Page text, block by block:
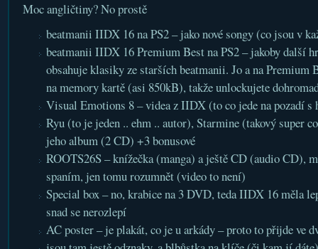
Moc angličtiny? No prostě
beatmanii IIDX 16 na PS2 – jako nové songy (co jsou v
beatmanii IIDX 16 Premium Best na PS2 – jakoby další
obsahuje klasiky ze starších beatmanii. Jo a na Premium
na memory kartě (asi 850kB), takže unlockujete
Visual Emotions 8 – videa z IIDX (to co jede na pozadí
Ryu (to je jeden .. ehm .. autor), Starmine (takový super
jeho album (2 CD) +3 bonusové
ROOTS26S – knížečka (manga) a ještě CD (audio CD),
spaním, jen tomu rozumnět (video to není)
Special box – no, krabice na 3 DVD, teda IIDX 16 měla
snad se nerozlepí
AC poster – je plakát, co je u arkády – proto to přijde ve